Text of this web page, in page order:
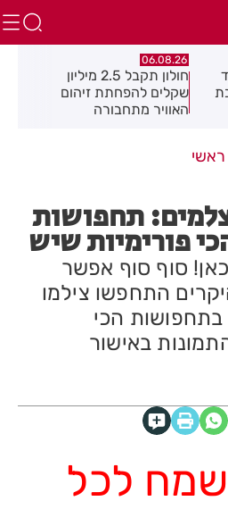
06.08.26
חולון תקבל 2.5 מיליון
שקלים להפחתת זיהום
האוויר מתחבורה
תחפושות
פורימיות שיש
כבר כאן! סוף סוף אפשר
התחפשו צילמו
בתחפושות הכי
באישור
שמח לכל